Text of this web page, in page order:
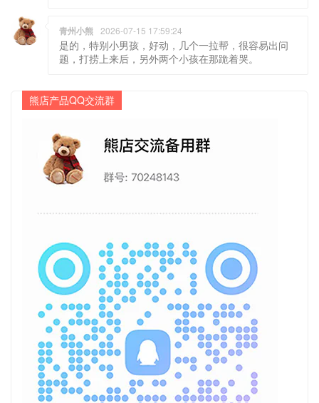
青州小熊 2026-07-15 17:59:24
是的，特别小男孩，好动，几个一拉帮，很容易出问
题，打捞上来后，另外两个小孩在那跪着哭。
熊店产品QQ交流群